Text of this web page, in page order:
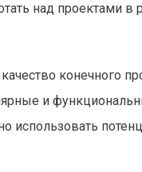
над проектами
конечного
и
использовать